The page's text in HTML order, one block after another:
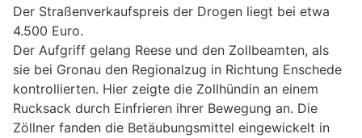
Der Straßenverkaufspreis der Drogen liegt bei etwa
4.500 Euro.
Der Aufgriff gelang Reese und den Zollbeamten, als
sie bei Gronau den Regionalzug in Richtung Enschede
kontrollierten. Hier zeigte die Zollhündin an einem
Rucksack durch Einfrieren ihrer Bewegung an. Die
Zöllner fanden die Betäubungsmittel eingewickelt in